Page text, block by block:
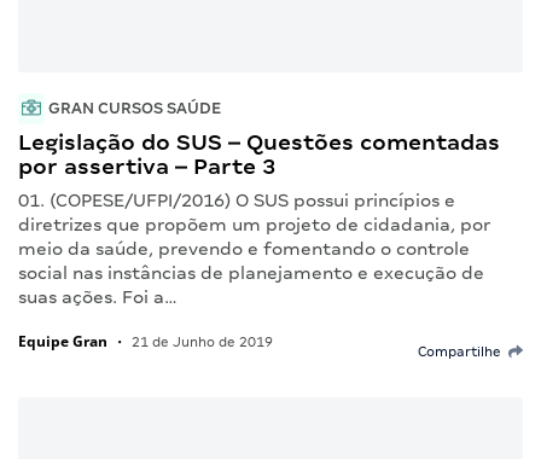
GRAN CURSOS SAÚDE
Legislação do SUS – Questões comentadas
por assertiva – Parte 3
01. (COPESE/UFPI/2016) O SUS possui princípios e
diretrizes que propõem um projeto de cidadania, por
meio da saúde, prevendo e fomentando o controle
social nas instâncias de planejamento e execução de
suas ações. Foi a…
Equipe Gran • 21 de Junho de 2019
Compartilhe